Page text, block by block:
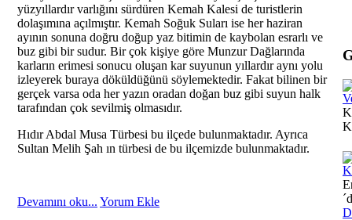
yüzyıllardır varlığını sürdüren Kemah Kalesi de turistlerin
dolaşımına açılmıştır. Kemah Soğuk Suları ise her haziran
ayının sonuna doğru doğup yaz bitimin de kaybolan esrarlı ve
buz gibi bir sudur. Bir çok kişiye göre Munzur Dağlarında
karların erimesi sonucu oluşan kar suyunun yıllardır aynı yolu
izleyerek buraya döküldüğünü söylemektedir. Fakat bilinen bir
gerçek varsa oda her yazın oradan doğan buz gibi suyun halk
tarafından çok sevilmiş olmasıdır.
Hıdır Abdal Musa Türbesi bu ilçede bulunmaktadır. Ayrıca
Sultan Melih Şah ın türbesi de bu ilçemizde bulunmaktadır.
Devamını oku... Yorum Ekle